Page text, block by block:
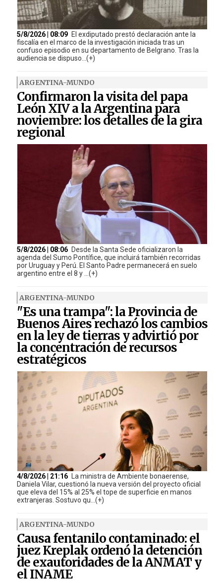
5/8/2026 | 08:09 El exdiputado prestó declaración ante la
fiscalía en el marco de la investigación iniciada tras un
confuso episodio en su departamento de Belgrano. Tras la
audiencia se dispuso...(+)
ARGENTINA-MUNDO
Confirmaron la visita del papa
León XIV a la Argentina para
noviembre: los detalles de la gira
regional
5/8/2026 | 08:06 Desde la Santa Sede oficializaron la
agenda del Sumo Pontífice, que incluirá también recorridas
por Uruguay y Perú. El Santo Padre permanecerá en suelo
argentino entre el 8 y ...(+)
ARGENTINA-MUNDO
"Es una trampa": la Provincia de
Buenos Aires rechazó los cambios
en la ley de tierras y advirtió por
la concentración de recursos
estratégicos
4/8/2026 | 21:16
La ministra de Ambiente bonaerense,
Daniela Vilar, cuestionó la nueva versión del proyecto oficial
que eleva del 15% al 25% el tope de superficie en manos
extranjeras. Sostuvo qu...(+)
ARGENTINA-MUNDO
Causa fentanilo contaminado: el
juez Kreplak ordenó la detención
de exautoridades de la ANMAT y
el INAME